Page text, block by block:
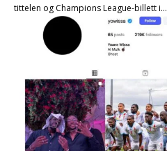
tittelen og Champions League-billett i...